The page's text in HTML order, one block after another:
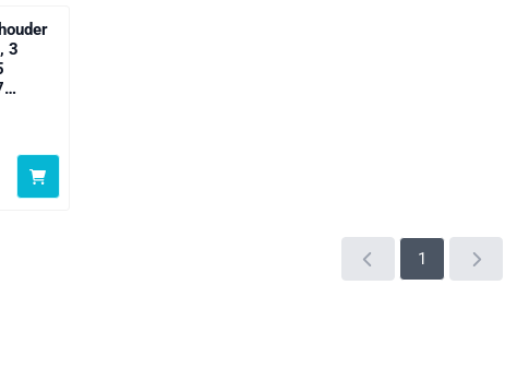
3
/ exclusief btw: 12,94
1